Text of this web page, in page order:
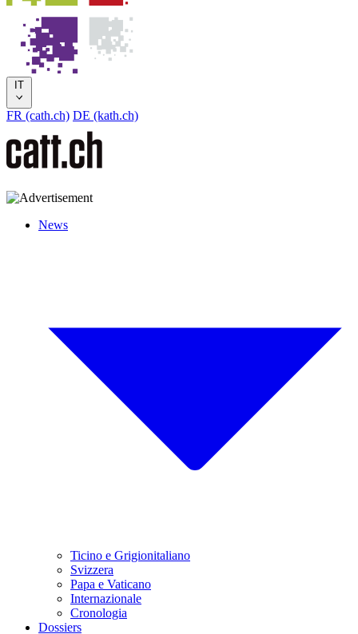
IT
FR (cath.ch) DE (kath.ch)
News
Ticino e Grigionitaliano
Svizzera
Papa e Vaticano
Internazionale
Cronologia
Dossiers